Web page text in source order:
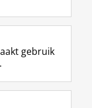
Y
o
T
e
gebruik